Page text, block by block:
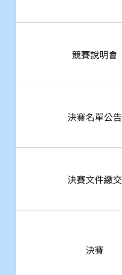
競賽說明會
決賽名單公告
決賽文件繳交
決賽